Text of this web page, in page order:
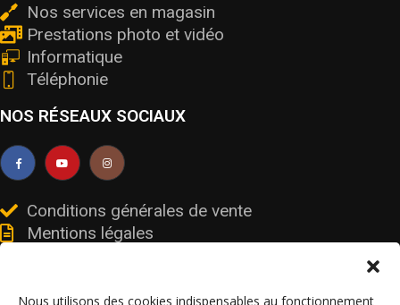
Nous utilisons des cookies indispensables au fonctionnement
Nos services en magasin
Prestations photo et vidéo
Informatique
Téléphonie
NOS RÉSEAUX SOCIAUX
Conditions générales de vente
Mentions légales